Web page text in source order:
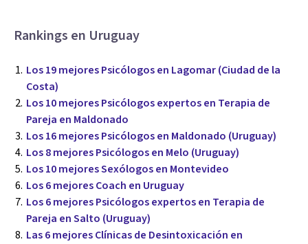
Rankings en Uruguay
Los 19 mejores Psicólogos en Lagomar (Ciudad de la
Costa)
Los 10 mejores Psicólogos expertos en Terapia de
Pareja en Maldonado
Los 16 mejores Psicólogos en Maldonado (Uruguay)
Los 8 mejores Psicólogos en Melo (Uruguay)
Los 10 mejores Sexólogos en Montevideo
Los 6 mejores Coach en Uruguay
Los 6 mejores Psicólogos expertos en Terapia de
Pareja en Salto (Uruguay)
Las 6 mejores Clínicas de Desintoxicación en